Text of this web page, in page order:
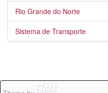
Rio Grande do Norte
Sistema de Transporte